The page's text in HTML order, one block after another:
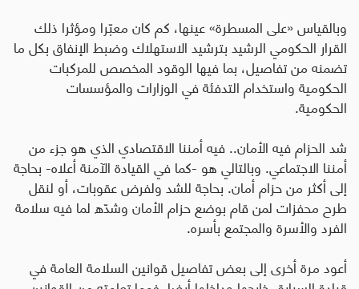
وبالقياس «على المسطرة» عينها، كم كان معبّرا ومؤثرا ذلك
القرار الحكومي الرشيد بترشيد الاستهلاك وضبط الإنفاق بكل ما
تضمنه من تفاصيل، بما فيها الوقود المخصص للمركبات
الحكومية واستخدام التدفئة في الوزارات والمؤسسات
الحكومية.
شد الحزام فيه الأمان.. فيه أمننا الاقتصادي الذي هو جزء من
أمننا الاجتماعي. وبالتالي هو -كما في القيادة الآمنة أعلاه- بحاجة
إلى أكثر من حزام أمان. بحاجة للشد ولفرض عقوبات، أو لنقل
طرح محفزات لمن قام بوضع حزام الأمان وشدّه لما فيه سلامة
الفرد والأسرة والمجتمع بأسره.
أعود مرة أخرى إلى بعض تفاصيل قوانين السلامة العامة في